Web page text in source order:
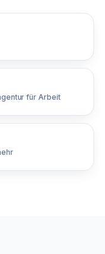
für Arbeit